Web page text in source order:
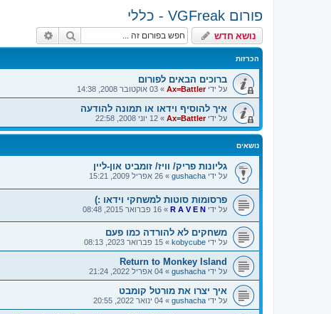
פורום VGFreak - כללי
נושא חדש חיפוש
הכרזות
ברוכים הבאים לפורום
על ידיAx=Battler
» 03 אוקטובר 2008, 14:38
איך להוסיף וידאו או תמונה להודעה
על ידיAx=Battler
» 12 יוני 2008, 22:58
נושאים
גליונות פריק/ וויז/ זומביט און-ליין
על ידי gushacha
» 26 אפריל 2009, 15:21
פרסומות סוטות למשחקי וידאו :)
על ידי R A V E N
» 16 פברואר 2015, 08:48
משחקים לא להורדה כמו פעם
על ידי kobycube
» 15 פברואר 2023, 08:13
Return to Monkey Island
על ידי gushacha
» 04 אפריל 2022, 21:24
איך יצרו את מורטל קומבט
על ידי gushacha
» 04 ינואר 2022, 20:55